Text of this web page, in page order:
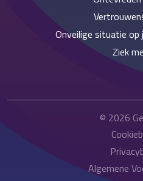
Onveilige situatie op
Ziek
© 2026
Algemene